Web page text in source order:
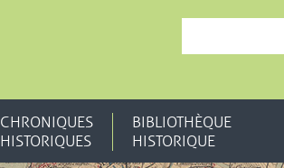
CHRONIQUES
HISTORIQUES
BIBLIOTHÈQUE
HISTORIQUE